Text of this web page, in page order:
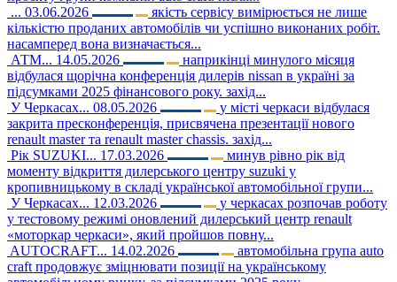
... 03.06.2026
якість сервісу вимірюється не лише
кількістю проданих автомобілів чи успішно виконаних робіт.
насамперед вона визначається...
АТМ... 14.05.2026
наприкінці минулого місяця
відбулася щорічна конференція дилерів nissan в україні за
підсумками 2025 фінансового року. захід...
У Черкасах... 08.05.2026
у місті черкаси відбулася
закрита пресконференція, присвячена презентації нового
renault master та renault master chassis. захід...
Рік SUZUKI... 17.03.2026
минув рівно рік від
моменту відкриття дилерського центру suzuki у
кропивницькому в складі української автомобільної групи...
У Черкасах... 12.03.2026
у черкасах розпочав роботу
у тестовому режимі оновлений дилерський центр renault
«моторкар черкаси», який пройшов повну...
AUTOCRAFT... 14.02.2026
автомобільна група auto
craft продовжує зміцнювати позиції на українському